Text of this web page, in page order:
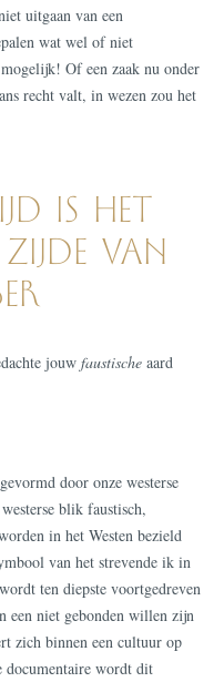
uitgaan van een
wat wel of niet
Of een zaak nu onder
recht valt, in wezen zou het
is het
van
jouw faustische aard
door onze westerse
blik faustisch,
in het Westen bezield
van het strevende ik in
ten diepste voortgedreven
een niet gebonden willen zijn
zich binnen een cultuur op
documentaire wordt dit